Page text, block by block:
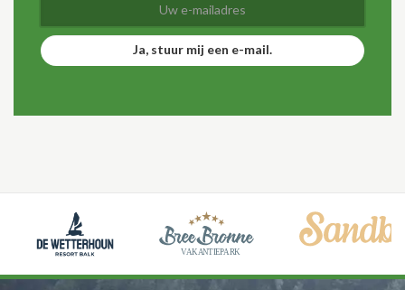
Ja, stuur mij een e-mail.